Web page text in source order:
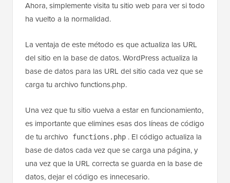
Ahora, simplemente visita tu sitio web para ver si todo
ha vuelto a la normalidad.
La ventaja de este método es que actualiza las URL
del sitio en la base de datos. WordPress actualiza la
base de datos para las URL del sitio cada vez que se
carga tu archivo functions.php.
Una vez que tu sitio vuelva a estar en funcionamiento,
es importante que elimines esas dos líneas de código
de tu archivo
functions.php . El código actualiza la
base de datos cada vez que se carga una página, y
una vez que la URL correcta se guarda en la base de
datos, dejar el código es innecesario.